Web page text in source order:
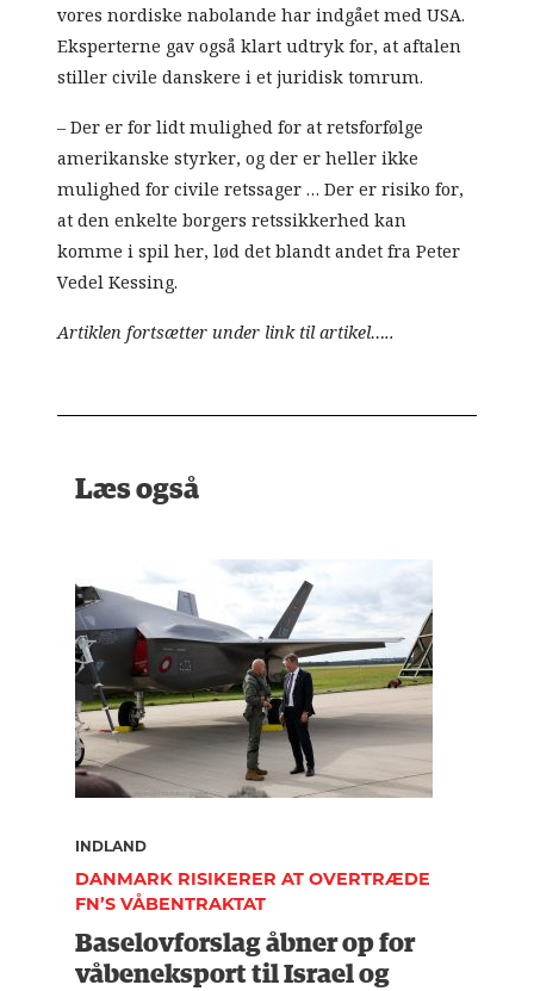
vores nordiske nabolande har indgået med USA.
Eksperterne gav også klart udtryk for, at aftalen
stiller civile danskere i et juridisk tomrum.
– Der er for lidt mulighed for at retsforfølge
amerikanske styrker, og der er heller ikke
mulighed for civile retssager … Der er risiko for,
at den enkelte borgers retssikkerhed kan
komme i spil her, lød det blandt andet fra Peter
Vedel Kessing.
Artiklen fortsætter under link til artikel…..
Læs også
INDLAND
DANMARK RISIKERER AT OVERTRÆDE
FN’S VÅBENTRAKTAT
Baselovforslag åbner op for
våbeneksport til Israel og